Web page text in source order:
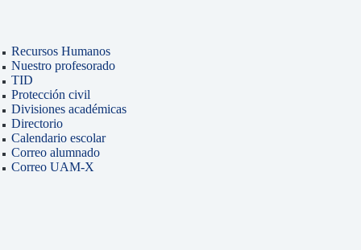
Recursos Humanos
Nuestro profesorado
TID
Protección civil
Divisiones académicas
Directorio
Calendario escolar
Correo alumnado
Correo UAM-X